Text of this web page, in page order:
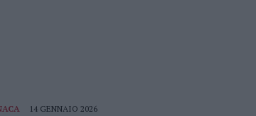
COMPLETA L’ITER
14 GENNAIO 2026